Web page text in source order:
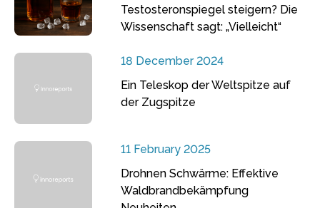
Testosteronspiegel steigern? Die
Wissenschaft sagt: „Vielleicht“
18 December 2024
Ein Teleskop der Weltspitze auf
der Zugspitze
11 February 2025
Drohnen Schwärme: Effektive
Waldbrandbekämpfung